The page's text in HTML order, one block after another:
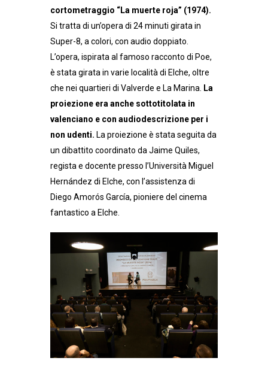
cortometraggio “La muerte roja” (1974).
Si tratta di un’opera di 24 minuti girata in
Super-8, a colori, con audio doppiato.
L’opera, ispirata al famoso racconto di Poe,
è stata girata in varie località di Elche, oltre
che nei quartieri di Valverde e La Marina. La
proiezione era anche sottotitolata in
valenciano e con audiodescrizione per i
non udenti. La proiezione è stata seguita da
un dibattito coordinato da Jaime Quiles,
regista e docente presso l’Università Miguel
Hernández di Elche, con l’assistenza di
Diego Amorós García, pioniere del cinema
fantastico a Elche.